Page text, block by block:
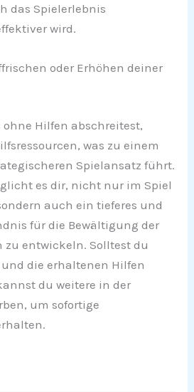
das Spielerlebnis
wird.
oder Erhöhen deiner
ohne Hilfen abschreitest,
was zu einem
Spielansatz führt.
es dir, nicht nur im Spiel
auch ein tieferes und
für die Bewältigung der
zu entwickeln. Solltest du
die erhaltenen Hilfen
du weitere in der
um sofortige